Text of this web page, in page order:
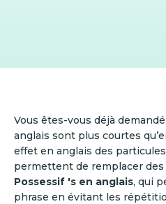
Vous êtes-vous déjà
anglais sont plus courtes
effet en anglais des
permettent de remplacer des
Possessif 's en anglais, qui
phrase en évitant les